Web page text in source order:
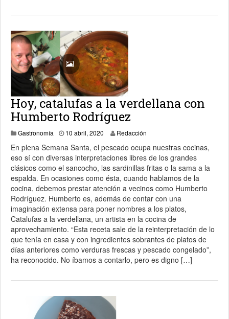
Hoy, catalufas a la verdellana con
Humberto Rodríguez
Gastronomía 10 abril, 2020 10 abril, 2020
Redacción
En plena Semana Santa, el pescado ocupa nuestras cocinas,
eso sí con diversas interpretaciones libres de los grandes
clásicos como el sancocho, las sardinillas fritas o la sama a la
espalda. En ocasiones como ésta, cuando hablamos de la
cocina, debemos prestar atención a vecinos como Humberto
Rodríguez. Humberto es, además de contar con una
imaginación extensa para poner nombres a los platos,
Catalufas a la verdellana, un artista en la cocina de
aprovechamiento. “Esta receta sale de la reinterpretación de lo
que tenía en casa y con ingredientes sobrantes de platos de
días anteriores como verduras frescas y pescado congelado”,
ha reconocido. No íbamos a contarlo, pero es digno […]